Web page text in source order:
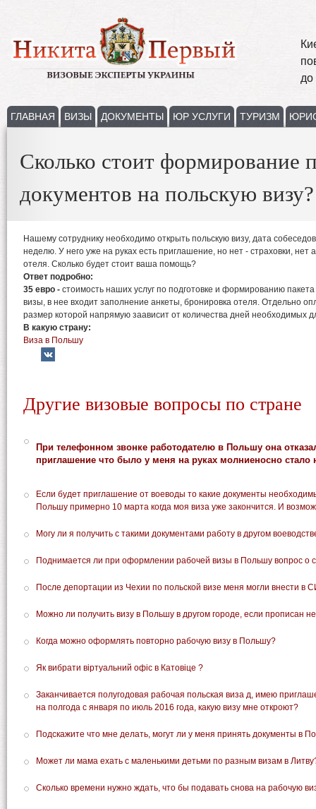
до
ГЛАВНАЯ ВИЗЫ ДОКУМЕНТЫ ЮР УСЛУГИ ТУРИЗМ
Сколько стоит формирование
документов на польскую визу?
Нашему сотруднику необходимо открыть польскую визу, дата
неделю. У него уже на руках есть приглашение, но нет - страховки, нет
отеля. Сколько будет стоит ваша помощь?
Ответ подробно:
35 евро - стоимость наших услуг по подготовке и формированию
визы, в нее входит заполнение анкеты, бронировка отеля. Отдельно
размер которой напрямую заависит от количества дней необходимых
В какую страну:
Виза в Польшу
Другие визовые вопросы по стране
При телефонном звонке работодателю в Польшу она
приглашение что было у меня на руках молниеносно стало
Если будет приглашение от воеводы то какие документы
Польшу примерно 10 марта когда моя виза уже закончится. И
Могу ли я получить с такими документами работу в другом
Поднимается ли при оформлении рабочей визы в Польшу вопрос о
После депортации из Чехии по польской визе меня могли внести в
Можно ли получить визу в Польшу в другом городе, если прописан
Когда можно оформлять повторно рабочую визу в Польшу?
Як вибрати віртуальний офіс в Катовіце ?
Заканчивается полугодовая рабочая польская виза д, имею
на полгода с января по июль 2016 года, какую визу мне откроют?
Подскажите что мне делать, могут ли у меня принять документы в
Может ли мама ехать с маленькими детьми по разным визам в
Сколько времени нужно ждать, что бы подавать снова на рабочую